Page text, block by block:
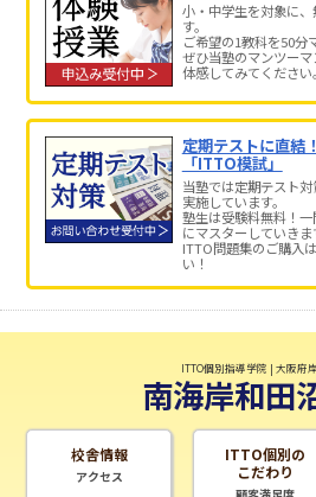
小・中学生を対象に
す。
ご希望の1教科を50分
ぜひ当塾のマンツー
体感してみてください。
定期テストに直結
「ITTO模試」
当塾では定期テスト
実施しています。
塾生は受験料無料！
にマスターしていきま
ITTO問題集のご購入
い！
ITTO個別指導学院 | 大阪府
南海岸和田
校舎情報
アクセス
ITTO個別の
こだわり